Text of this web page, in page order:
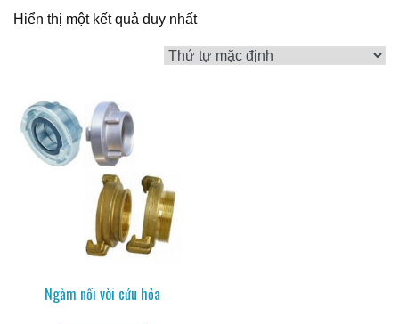
Hiển thị một kết quả duy nhất
Ngàm nối vòi cứu hỏa